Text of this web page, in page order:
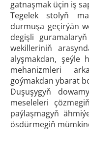
gatnaşmak üçin iş
Tegelek stolyň
durmuşa geçirýän
degişli
wekilleriniň
alyşmakdan, şeýle
mehanizmleri
goýmakdan ybarat
Duşuşygyň
meseleleri
paýlaşmagyň
ösdürmegiň